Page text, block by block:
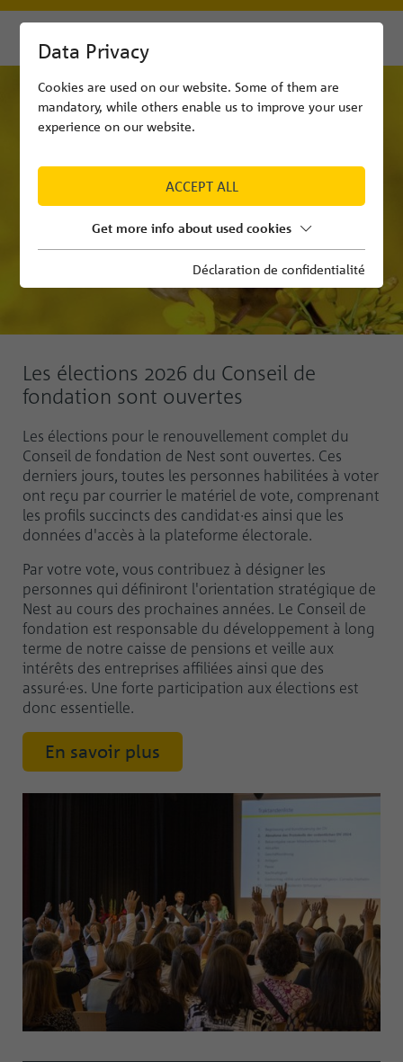
Les élections 2026 du Conseil de
fondation sont ouvertes
Les élections pour le renouvellement complet du
Conseil de fondation de Nest sont ouvertes. Ces
derniers jours, toutes les personnes habilitées à voter
ont reçu par courrier le matériel de vote, comprenant
les profils succincts des candidat·es ainsi que les
données d'accès à la plateforme électorale.
Par votre vote, vous contribuez à désigner les
personnes qui définiront l'orientation stratégique de
Nest au cours des prochaines années. Le Conseil de
fondation est responsable du développement à long
terme de notre caisse de pensions et veille aux
intérêts des entreprises affiliées ainsi que des
assuré·es. Une forte participation aux élections est
donc essentielle.
En savoir plus
Data Privacy
Cookies are used on our website. Some of them are
mandatory, while others enable us to improve your user
experience on our website.
ACCEPT ALL
Get more info about used cookies
Déclaration de confidentialité